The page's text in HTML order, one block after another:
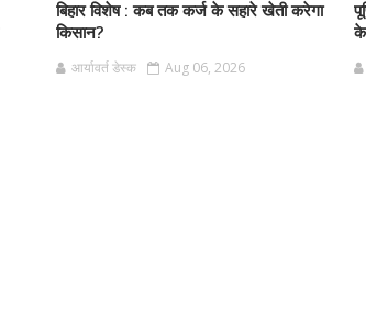
बिहार विशेष : कब तक कर्ज के सहारे खेती करेगा
किसान?
आर्यावर्त डेस्क Aug 06, 2026
के